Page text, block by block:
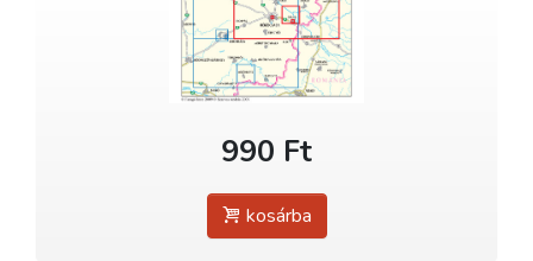
990 Ft
kosárba